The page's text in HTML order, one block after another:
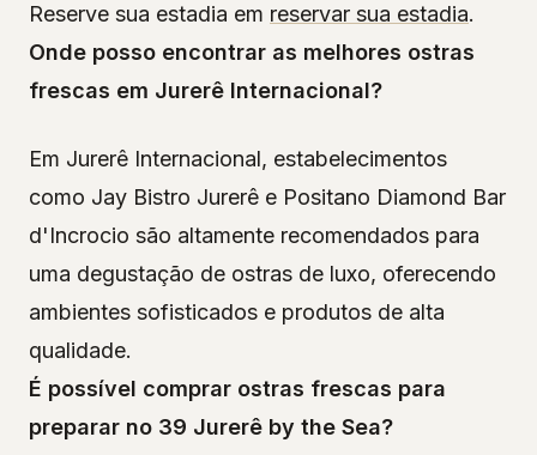
Reserve sua estadia em reservar sua estadia.
Onde posso encontrar as melhores ostras
frescas em Jurerê Internacional?
Em Jurerê Internacional, estabelecimentos
como Jay Bistro Jurerê e Positano Diamond Bar
d'Incrocio são altamente recomendados para
uma degustação de ostras de luxo, oferecendo
ambientes sofisticados e produtos de alta
qualidade.
É possível comprar ostras frescas para
preparar no 39 Jurerê by the Sea?